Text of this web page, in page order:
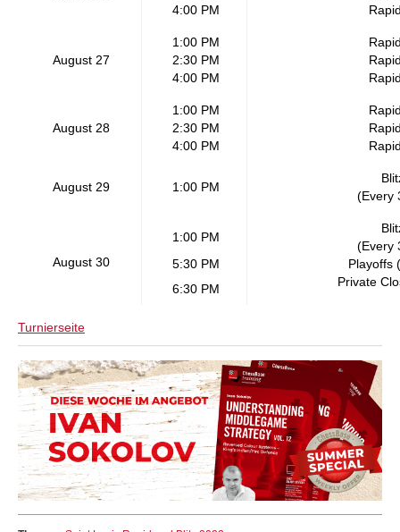
4:00 PM
August 27
1:00 PM
2:30 PM
4:00 PM
August 28
1:00 PM
2:30 PM
4:00 PM
August 29 1:00 PM
(Every
August 30
1:00 PM
(Every
5:30 PM
Playoffs
6:30 PM
Private
Turnierseite